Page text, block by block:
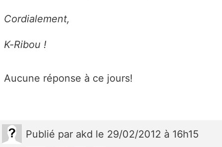
Cordialement,
K-Ribou !
Aucune réponse à ce jours!
Publié par akd le 29/02/2012 à 16h15